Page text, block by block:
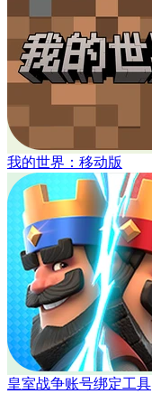
我的世界：移动版
皇室战争账号绑定工具